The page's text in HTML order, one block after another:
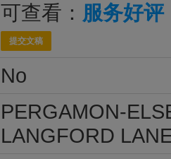
可查看： 服务好评
提交文稿
No
PERGAMON-
LANGFORD